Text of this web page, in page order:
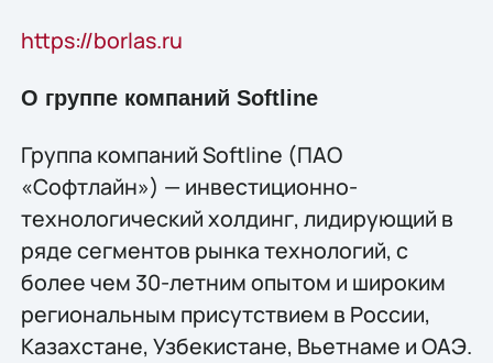
https://borlas.ru
О группе компаний Softline
Группа компаний Softline (ПАО
«Софтлайн») — инвестиционно-
технологический холдинг, лидирующий в
ряде сегментов рынка технологий, c
более чем 30-летним опытом и широким
региональным присутствием в России,
Казахстане, Узбекистане, Вьетнаме и ОАЭ.